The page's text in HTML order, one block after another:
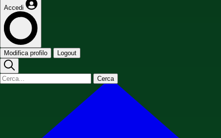
Accedi
Modifica profilo Logout
Cerca